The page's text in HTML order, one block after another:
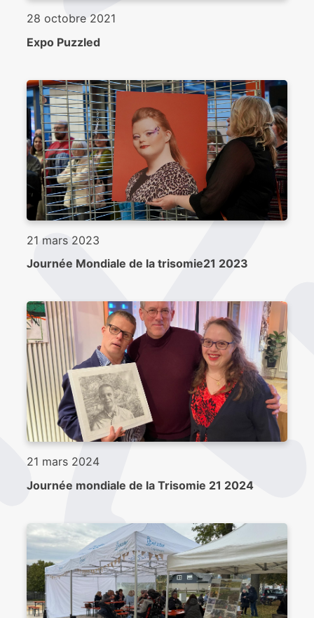
28 octobre 2021
Expo Puzzled
21 mars 2023
Journée Mondiale de la trisomie21 2023
21 mars 2024
Journée mondiale de la Trisomie 21 2024